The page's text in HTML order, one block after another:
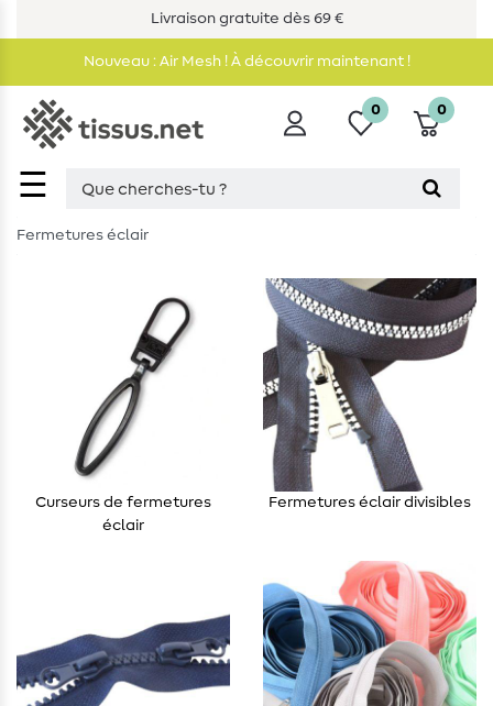
Livraison gratuite dès 69 €
Nouveau : Air Mesh ! À découvrir maintenant !
☰
0 0
Fermetures éclair
Curseurs de fermetures
éclair
Fermetures éclair divisibles